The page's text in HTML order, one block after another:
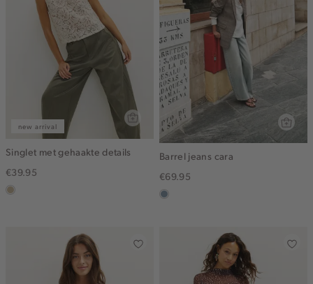
new arrival
Singlet met gehaakte details
€39.95
lichtzand
Barrel jeans cara
€69.95
dusty